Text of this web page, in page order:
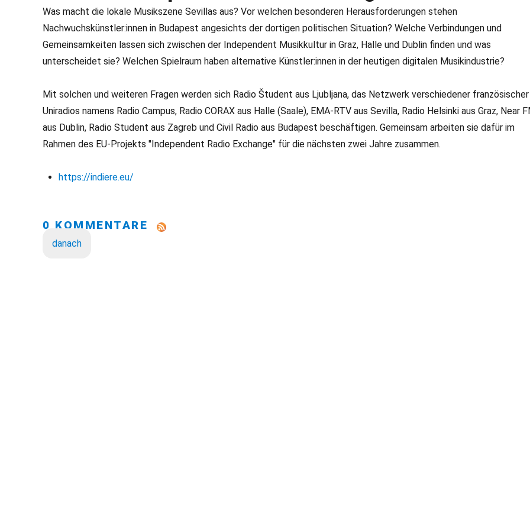
Was macht die lokale Musikszene Sevillas aus? Vor welchen besonderen Herausforderungen stehen
Nachwuchskünstler:innen in Budapest angesichts der dortigen politischen Situation? Welche Verbindungen und
Gemeinsamkeiten lassen sich zwischen der Independent Musikkultur in Graz, Halle und Dublin finden und was
unterscheidet sie? Welchen Spielraum haben alternative Künstler:innen in der heutigen digitalen Musikindustrie?
Mit solchen und weiteren Fragen werden sich Radio Študent aus Ljubljana, das Netzwerk verschiedener französischer
Uniradios namens Radio Campus, Radio CORAX aus Halle (Saale), EMA-RTV aus Sevilla, Radio Helsinki aus Graz, Near
aus Dublin, Radio Student aus Zagreb und Civil Radio aus Budapest beschäftigen. Gemeinsam arbeiten sie dafür im
Rahmen des EU-Projekts "Independent Radio Exchange" für die nächsten zwei Jahre zusammen.
https://indiere.eu/
0 KOMMENTARE
danach